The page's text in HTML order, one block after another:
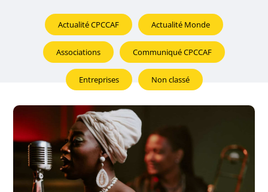
Actualité CPCCAF Actualité Monde
Associations Communiqué CPCCAF
Entreprises Non classé